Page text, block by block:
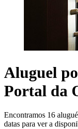
Aluguel
Portal da
Encontramos 16
datas para ver a